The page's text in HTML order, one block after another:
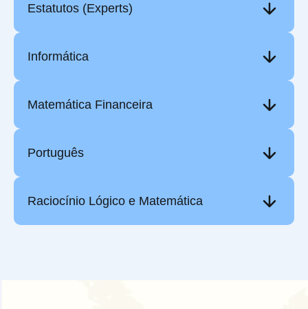
Estatutos (Experts)
Informática
Matemática Financeira
Português
Raciocínio Lógico e Matemática